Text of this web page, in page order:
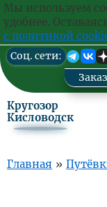
Мы используем
удобнее.
с политикой
Перейти
к
основному
содержанию
Cоц. сети:
Кругозор
Кисловодск
Основная
Главная »